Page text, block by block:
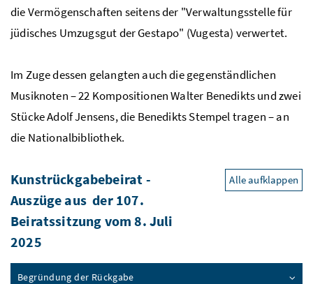
die Vermögenschaften seitens der "Verwaltungsstelle für
jüdisches Umzugsgut der Gestapo" (Vugesta) verwertet.
Im Zuge dessen gelangten auch die gegenständlichen
Musiknoten – 22 Kompositionen Walter Benedikts und zwei
Stücke Adolf Jensens, die Benedikts Stempel tragen – an
die Nationalbibliothek.
Kunstrückgabebeirat -
Auszüge aus der 107.
Beiratssitzung vom 8. Juli
2025
Alle aufklappen
Begründung der Rückgabe